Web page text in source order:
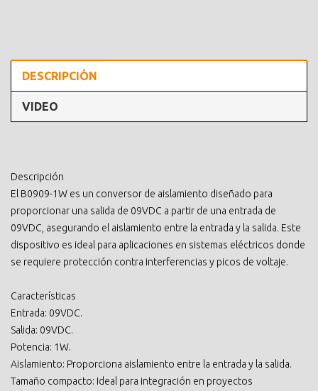
DESCRIPCIÓN
VIDEO
Descripción
El B0909-1W es un conversor de aislamiento diseñado para
proporcionar una salida de 09VDC a partir de una entrada de
09VDC, asegurando el aislamiento entre la entrada y la salida. Este
dispositivo es ideal para aplicaciones en sistemas eléctricos donde
se requiere protección contra interferencias y picos de voltaje.
Características
Entrada: 09VDC.
Salida: 09VDC.
Potencia: 1W.
Aislamiento: Proporciona aislamiento entre la entrada y la salida.
Tamaño compacto: Ideal para integración en proyectos